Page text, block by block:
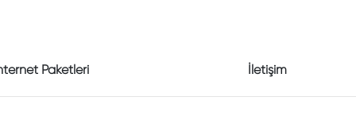
Paketleri İletişim